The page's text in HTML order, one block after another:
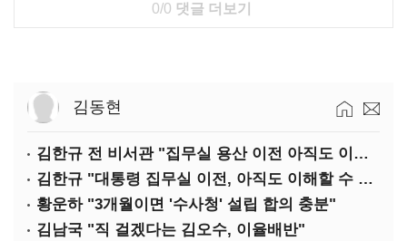
0/0 댓글 더보기
김동현
김한규 전 비서관 "집무실 용산 이전 아직도 이해 못 해…독단 우려"
김한규 "대통령 집무실 이전, 아직도 이해할 수 없는 결정"
황운하 "3개월이면 '수사청' 설립 합의 충분"
김남국 "직 걸겠다는 김오수, 이율배반"